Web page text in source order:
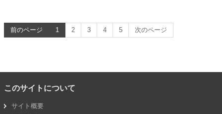
前のページ 1 2 3 4 5 次のページ
このサイトについて
サイト概要